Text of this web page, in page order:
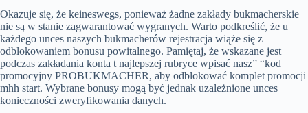
Okazuje się, że keineswegs, ponieważ żadne zakłady bukmacherskie
nie są w stanie zagwarantować wygranych. Warto podkreślić, że u
każdego unces naszych bukmacherów rejestracja wiąże się z
odblokowaniem bonusu powitalnego. Pamiętaj, że wskazane jest
podczas zakładania konta t najlepszej rubryce wpisać nasz” “kod
promocyjny PROBUKMACHER, aby odblokować komplet promocji
mhh start. Wybrane bonusy mogą być jednak uzależnione unces
konieczności zweryfikowania danych.